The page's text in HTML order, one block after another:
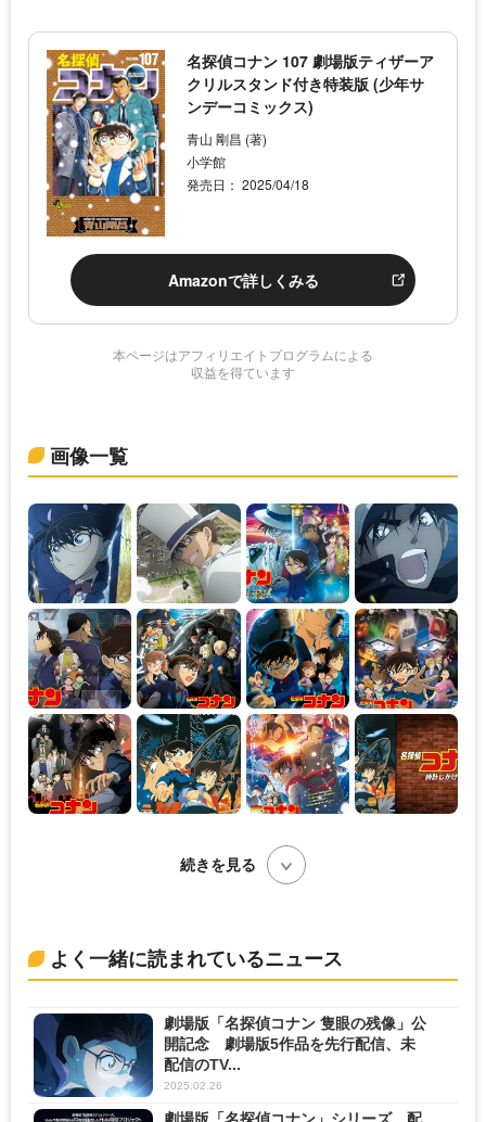
名探偵コナン 107 劇場版ティザーア
クリルスタンド付き特装版 (少年サ
ンデーコミックス)
青山 剛昌 (著)
小学館
発売日： 2025/04/18
Amazonで詳しくみる
本ページはアフィリエイトプログラムによる
収益を得ています
画像一覧
続きを見る
よく一緒に読まれているニュース
劇場版「名探偵コナン 隻眼の残像」公
開記念 劇場版5作品を先行配信、未
配信のTV...
2025.02.26
劇場版「名探偵コナン」シリーズ、配